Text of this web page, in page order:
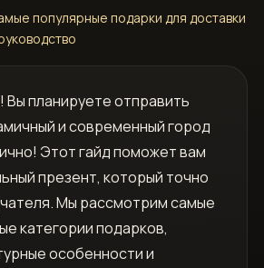
популярные подарки для доставки
планируете отправить
и современный город
Этот гайд поможет вам
презент, который точно
Мы рассмотрим самые
категории подарков,
особенности и